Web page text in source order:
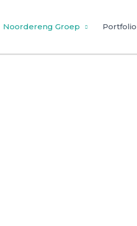
Noordereng Groep Portfolio